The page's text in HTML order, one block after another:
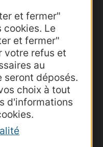
et fermer"
cookies. Le
et fermer"
votre refus et
au
déposés.
choix à tout
d'informations